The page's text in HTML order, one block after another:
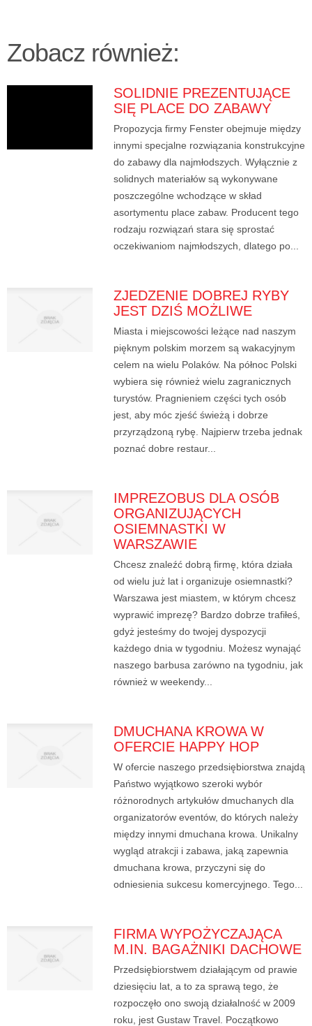
Zobacz również:
SOLIDNIE PREZENTUJĄCE
SIĘ PLACE DO ZABAWY
Propozycja firmy Fenster obejmuje między
innymi specjalne rozwiązania konstrukcyjne
do zabawy dla najmłodszych. Wyłącznie z
solidnych materiałów są wykonywane
poszczególne wchodzące w skład
asortymentu place zabaw. Producent tego
rodzaju rozwiązań stara się sprostać
oczekiwaniom najmłodszych, dlatego po...
ZJEDZENIE DOBREJ RYBY
JEST DZIŚ MOŻLIWE
Miasta i miejscowości leżące nad naszym
pięknym polskim morzem są wakacyjnym
celem na wielu Polaków. Na północ Polski
wybiera się również wielu zagranicznych
turystów. Pragnieniem części tych osób
jest, aby móc zjeść świeżą i dobrze
przyrządzoną rybę. Najpierw trzeba jednak
poznać dobre restaur...
IMPREZOBUS DLA OSÓB
ORGANIZUJĄCYCH
OSIEMNASTKI W
WARSZAWIE
Chcesz znaleźć dobrą firmę, która działa
od wielu już lat i organizuje osiemnastki?
Warszawa jest miastem, w którym chcesz
wyprawić imprezę? Bardzo dobrze trafiłeś,
gdyż jesteśmy do twojej dyspozycji
każdego dnia w tygodniu. Możesz wynająć
naszego barbusa zarówno na tygodniu, jak
również w weekendy...
DMUCHANA KROWA W
OFERCIE HAPPY HOP
W ofercie naszego przedsiębiorstwa znajdą
Państwo wyjątkowo szeroki wybór
różnorodnych artykułów dmuchanych dla
organizatorów eventów, do których należy
między innymi dmuchana krowa. Unikalny
wygląd atrakcji i zabawa, jaką zapewnia
dmuchana krowa, przyczyni się do
odniesienia sukcesu komercyjnego. Tego...
FIRMA WYPOŻYCZAJĄCA
M.IN. BAGAŻNIKI DACHOWE
Przedsiębiorstwem działającym od prawie
dziesięciu lat, a to za sprawą tego, że
rozpoczęło ono swoją działalność w 2009
roku, jest Gustaw Travel. Początkowo